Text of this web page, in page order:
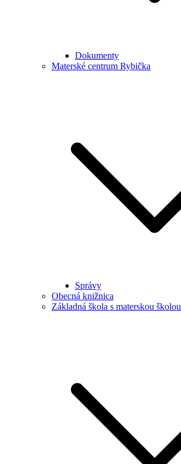
Dokumenty
Materské centrum Rybička
Správy
Obecná knižnica
Základná škola s materskou školou